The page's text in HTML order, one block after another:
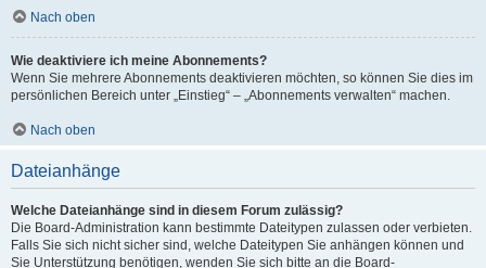
Nach oben
Wie deaktiviere ich meine Abonnements?
Wenn Sie mehrere Abonnements deaktivieren möchten, so können Sie dies im
persönlichen Bereich unter „Einstieg“ – „Abonnements verwalten“ machen.
Nach oben
Dateianhänge
Welche Dateianhänge sind in diesem Forum zulässig?
Die Board-Administration kann bestimmte Dateitypen zulassen oder verbieten.
Falls Sie sich nicht sicher sind, welche Dateitypen Sie anhängen können und
Sie Unterstützung benötigen, wenden Sie sich bitte an die Board-